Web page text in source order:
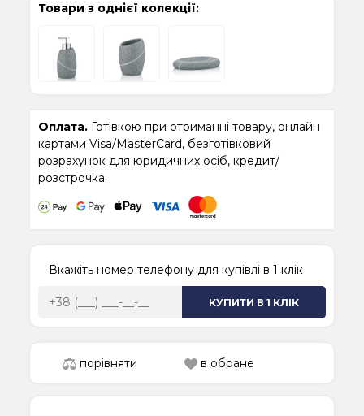
Товари з однієї колекції:
Оплата. Готівкою при отриманні товару, онлайн
картами Visa/MasterCard, безготівковий
розрахунок для юридичних осіб, кредит/
розстрочка.
Вкажіть номер телефону для купівлі в 1 клік
КУПИТИ В 1 КЛІК
порівняти в обране